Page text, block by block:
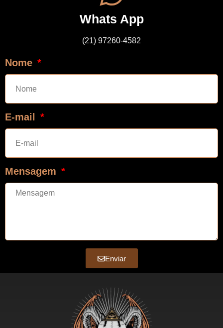
Whats App
(21) 97260-4582
Nome
E-mail
Mensagem
Enviar